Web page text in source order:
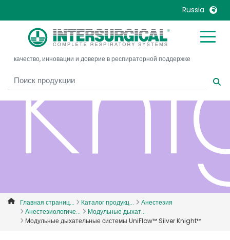
Russia
United Kingdom
United States
Belgique, Français
Denmark
Deutschland
Italia
Malaysia
Nederlands
Russia
Sweden
качество, инновации и доверие в респираторной поддержке
Главная страниц... Каталог продукц...
Анестезия
Анестезиологиче...
Модульные дыхат...
Модульные дыхательные системы UniFlow™ Silver Knight™